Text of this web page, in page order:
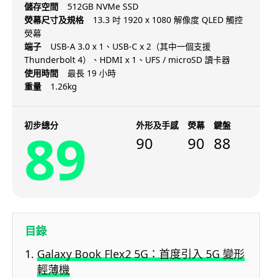
儲存空間
512GB NVMe SSD
熒幕尺寸及規格
13.3 吋 1920 x 1080 解像度 QLED 觸控
熒幕
端子
USB-A 3.0 x 1、USB-C x 2（其中一個支援
Thunderbolt 4）、HDMI x 1、UFS / microSD 讀卡器
使用時間
最長 19 小時
重量
1.26kg
初步總分
89 外形及手感
90
熒幕
90
鍵盤
88
目錄
Galaxy Book Flex2 5G：首度引入 5G 變形
輕薄機